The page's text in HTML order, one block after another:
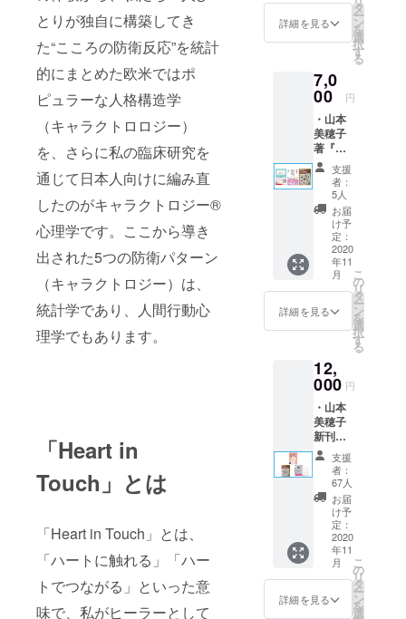
とりが独自に構築してき
た“こころの防衛反応”を統計
的にまとめた欧米ではポ
ピュラーな人格構造学
（キャラクトロロジー）
を、さらに私の臨床研究を
通じて日本人向けに編み直
したのがキャラクトロジー®︎
心理学です。ここから導き
出された5つの防衛パターン
（キャラクトロジー）は、
統計学であり、人間行動心
理学でもあります。
「Heart in
Touch」とは
「Heart in Touch」とは、
「ハートに触れる」「ハー
トでつながる」といった意
味で、私がヒーラーとして
を
教えてくれ
ました。
どうして人
生がこんな
に苦しいの
か、
どうしたら
人生がうま
どうしたら
幸せになれ
るのか
な人生の方
程式を教え
てくれてい
る本は
どこにもあ
りませんで
やがて私は
子どもの頃
の想いを胸
なる“正
しい境
界線(バ
ウンダ
の引き
方』 ・
いじめ
防止シ
ミュ
レー
ター
「Heart
Touch
」のエ
ンド
ロール
にお名
前を掲
載 （ご
支援時
のお名
前をご
記入く
ださ
い。）
・あな
たの
エッセ
ンスを
引き出
すキャ
ラクト
ロジー
シール
（非売
品） ・
心から
詳細を見る
タ
ー
ン
を
選
択
す
る
7,0
00 円
・山本
美穂子
著『あ
なたの
人生を
劇的に
変える
キャラ
クトロ
ジー心
理学入
門』 ・
山本美
穂子著
『“あの
人” との
の引き
方 セ
ラピス
トのた
めのバ
ウンダ
リーの
教科
書』 ・
いじめ
防止シ
ミュ
レー
ター
「Heart
in
Touch
支援
者：
5人
お届
け予
定：
2020
年11
月
詳細を見る
こ
の
リ
タ
ー
ン
を
選
択
す
る
12,
000 円
・山本
美穂子
新刊
『どう
して言
いたい
ことが
言えな
いの？
～人間
関係が
ラクに
なる“正
しい境
界線(バ
支援
者：
67人
お届
け予
定：
2020
年11
月
詳細を見る
こ
の
リ
タ
ー
ン
を
選